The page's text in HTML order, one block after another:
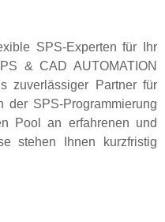
SPS-Experten für Ihr
& CAD AUTOMATION
zuverlässiger Partner für
der SPS-Programmierung
Pool an erfahrenen und
stehen Ihnen kurzfristig